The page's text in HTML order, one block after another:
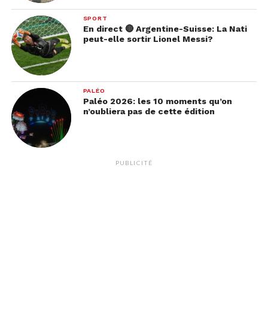
SPORT
En direct 🔴 Argentine-Suisse: La Nati
peut-elle sortir Lionel Messi?
PALÉO
Paléo 2026: les 10 moments qu’on
n’oubliera pas de cette édition
PUBLICITÉ